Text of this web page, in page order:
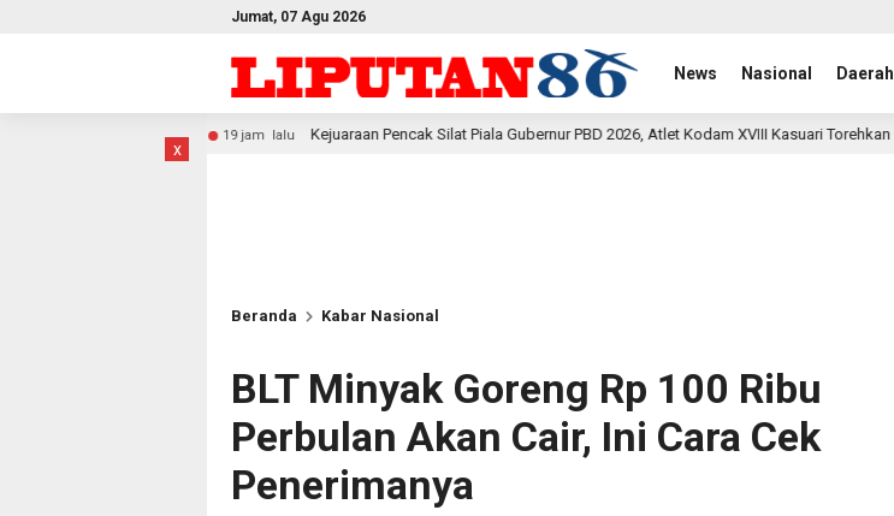
Jumat, 07 Agu 2026
News Nasional Daerah
x
Kejuaraan Pencak Silat Piala Gubernur PBD 2026, Atlet Kodam XVIII Kasuari Torehkan Prestasi Gemilang
Beranda Kabar Nasional
BLT Minyak Goreng Rp 100 Ribu
Perbulan Akan Cair, Ini Cara Cek
Penerimanya